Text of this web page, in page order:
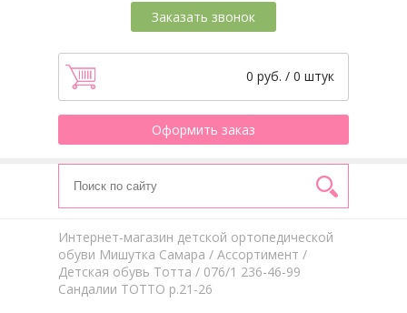
Заказать звонок
0 руб. / 0 штук
Оформить заказ
Интернет-магазин детской ортопедической
обуви Мишутка Самара / Aссортимент /
Детская обувь Тотта / 076/1 236-46-99
Сандалии ТОТТО р.21-26